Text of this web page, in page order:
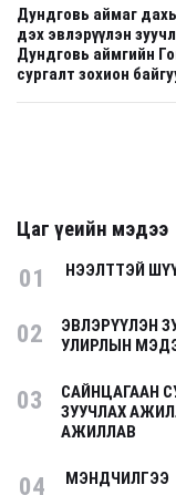
Дундговь аймаг
дэх эвлэрүүлэн
Дундговь аймгийн
сургалт зохион
Цаг үеийн мэдээ
01 НЭЭЛТТЭЙ
02
ЭВЛЭРҮҮЛЭН
УЛИРЛЫН
03
САЙНЦАГААН
ЗУУЧЛАХ
АЖИЛЛАВ
04 МЭНДЧИЛГЭЭ